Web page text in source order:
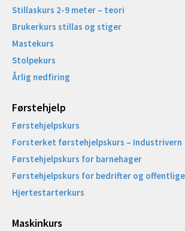
Stillaskurs 2-9 meter – teori
Brukerkurs stillas og stiger
Mastekurs
Stolpekurs
Årlig nedfiring
Førstehjelp
Førstehjelpskurs
Forsterket førstehjelpskurs – Industrivern
Førstehjelpskurs for barnehager
Førstehjelpskurs for bedrifter og
Hjertestarterkurs
Maskinkurs